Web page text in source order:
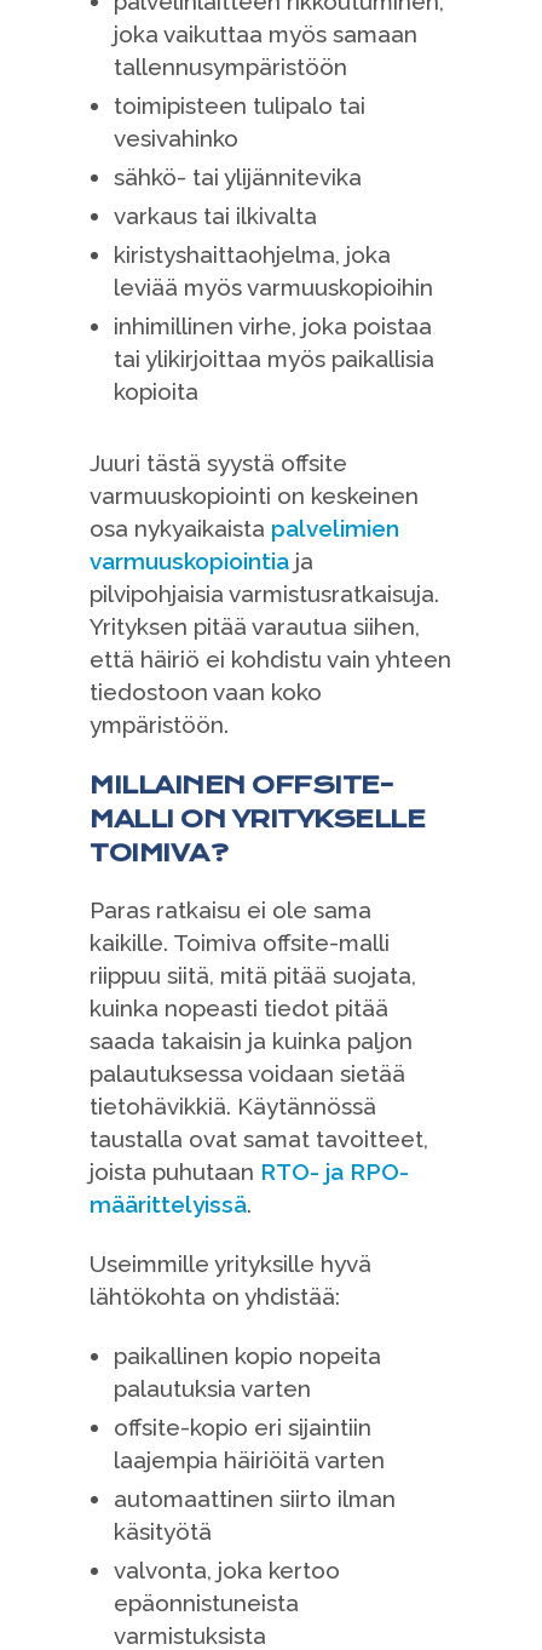
joka vaikuttaa myös samaan
tallennusympäristöön
toimipisteen tulipalo tai
vesivahinko
sähkö- tai ylijännitevika
varkaus tai ilkivalta
kiristyshaittaohjelma, joka
leviää myös varmuuskopioihin
inhimillinen virhe, joka poistaa
tai ylikirjoittaa myös paikallisia
kopioita
Juuri tästä syystä offsite
varmuuskopiointi on keskeinen
osa nykyaikaista palvelimien
varmuuskopiointia ja
pilvipohjaisia varmistusratkaisuja.
Yrityksen pitää varautua siihen,
että häiriö ei kohdistu vain yhteen
tiedostoon vaan koko
ympäristöön.
MILLAINEN OFFSITE-
MALLI ON YRITYKSELLE
TOIMIVA?
Paras ratkaisu ei ole sama
kaikille. Toimiva offsite-malli
riippuu siitä, mitä pitää suojata,
kuinka nopeasti tiedot pitää
saada takaisin ja kuinka paljon
palautuksessa voidaan sietää
tietohävikkiä. Käytännössä
taustalla ovat samat tavoitteet,
joista puhutaan RTO- ja RPO-
määrittelyissä.
Useimmille yrityksille hyvä
lähtökohta on yhdistää:
paikallinen kopio nopeita
palautuksia varten
offsite-kopio eri sijaintiin
laajempia häiriöitä varten
automaattinen siirto ilman
käsityötä
valvonta, joka kertoo
epäonnistuneista
varmistuksista